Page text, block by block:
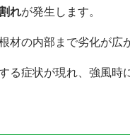
れが発生します。
材の内部まで劣化が広
る症状が現れ、強風時